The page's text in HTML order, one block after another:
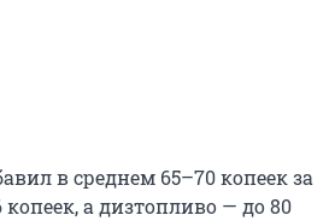
в среднем 65–70 копеек за
а дизтопливо — до 80